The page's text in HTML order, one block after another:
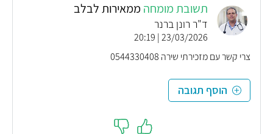
תשובת מומחה ממאירות לבלב
ד"ר רונן ברנר
23/03/2026 | 20:19
צרי קשר עם מזכירתי שירה 0544330408
הוסף תגובה